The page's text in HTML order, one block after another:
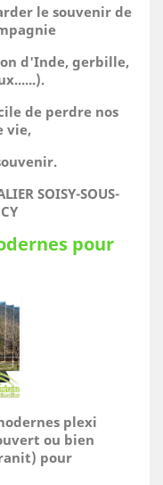
le souvenir de
d'Inde, gerbille,
de perdre nos
vie,
SOISY-SOUS-
pour
plexi
ou bien
pour